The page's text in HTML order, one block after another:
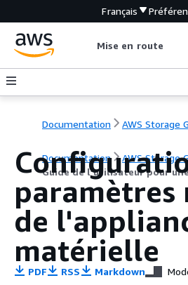
Français
Mise en route
Documentation AWS Storage
Documentation
AWS Storage
Guide de l’utilisateur pour
paramètres
de
matérielle
PDF RSS Markdown